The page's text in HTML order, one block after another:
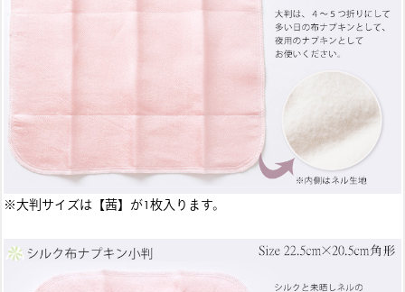
※大判サイズは【茜】が1枚入ります。